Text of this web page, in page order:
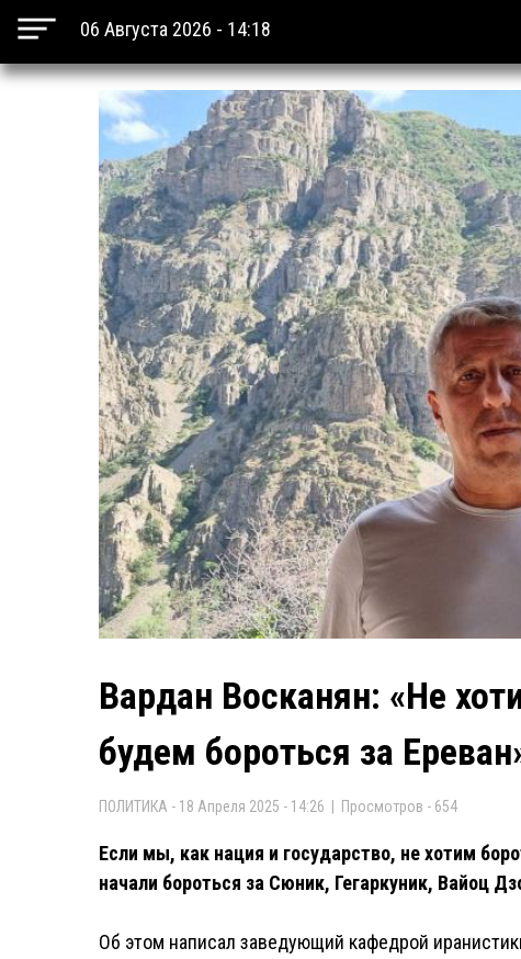
06 Августа 2026 - 14:18
Вардан Восканян: «Не
будем бороться за
ПОЛИТИКА - 18 Апреля 2025 - 14:26 | Просмотров - 654
Если мы, как нация и государство, не хотим
начали бороться за Сюник, Гегаркуник, Вайоц
Об этом написал заведующий кафедрой